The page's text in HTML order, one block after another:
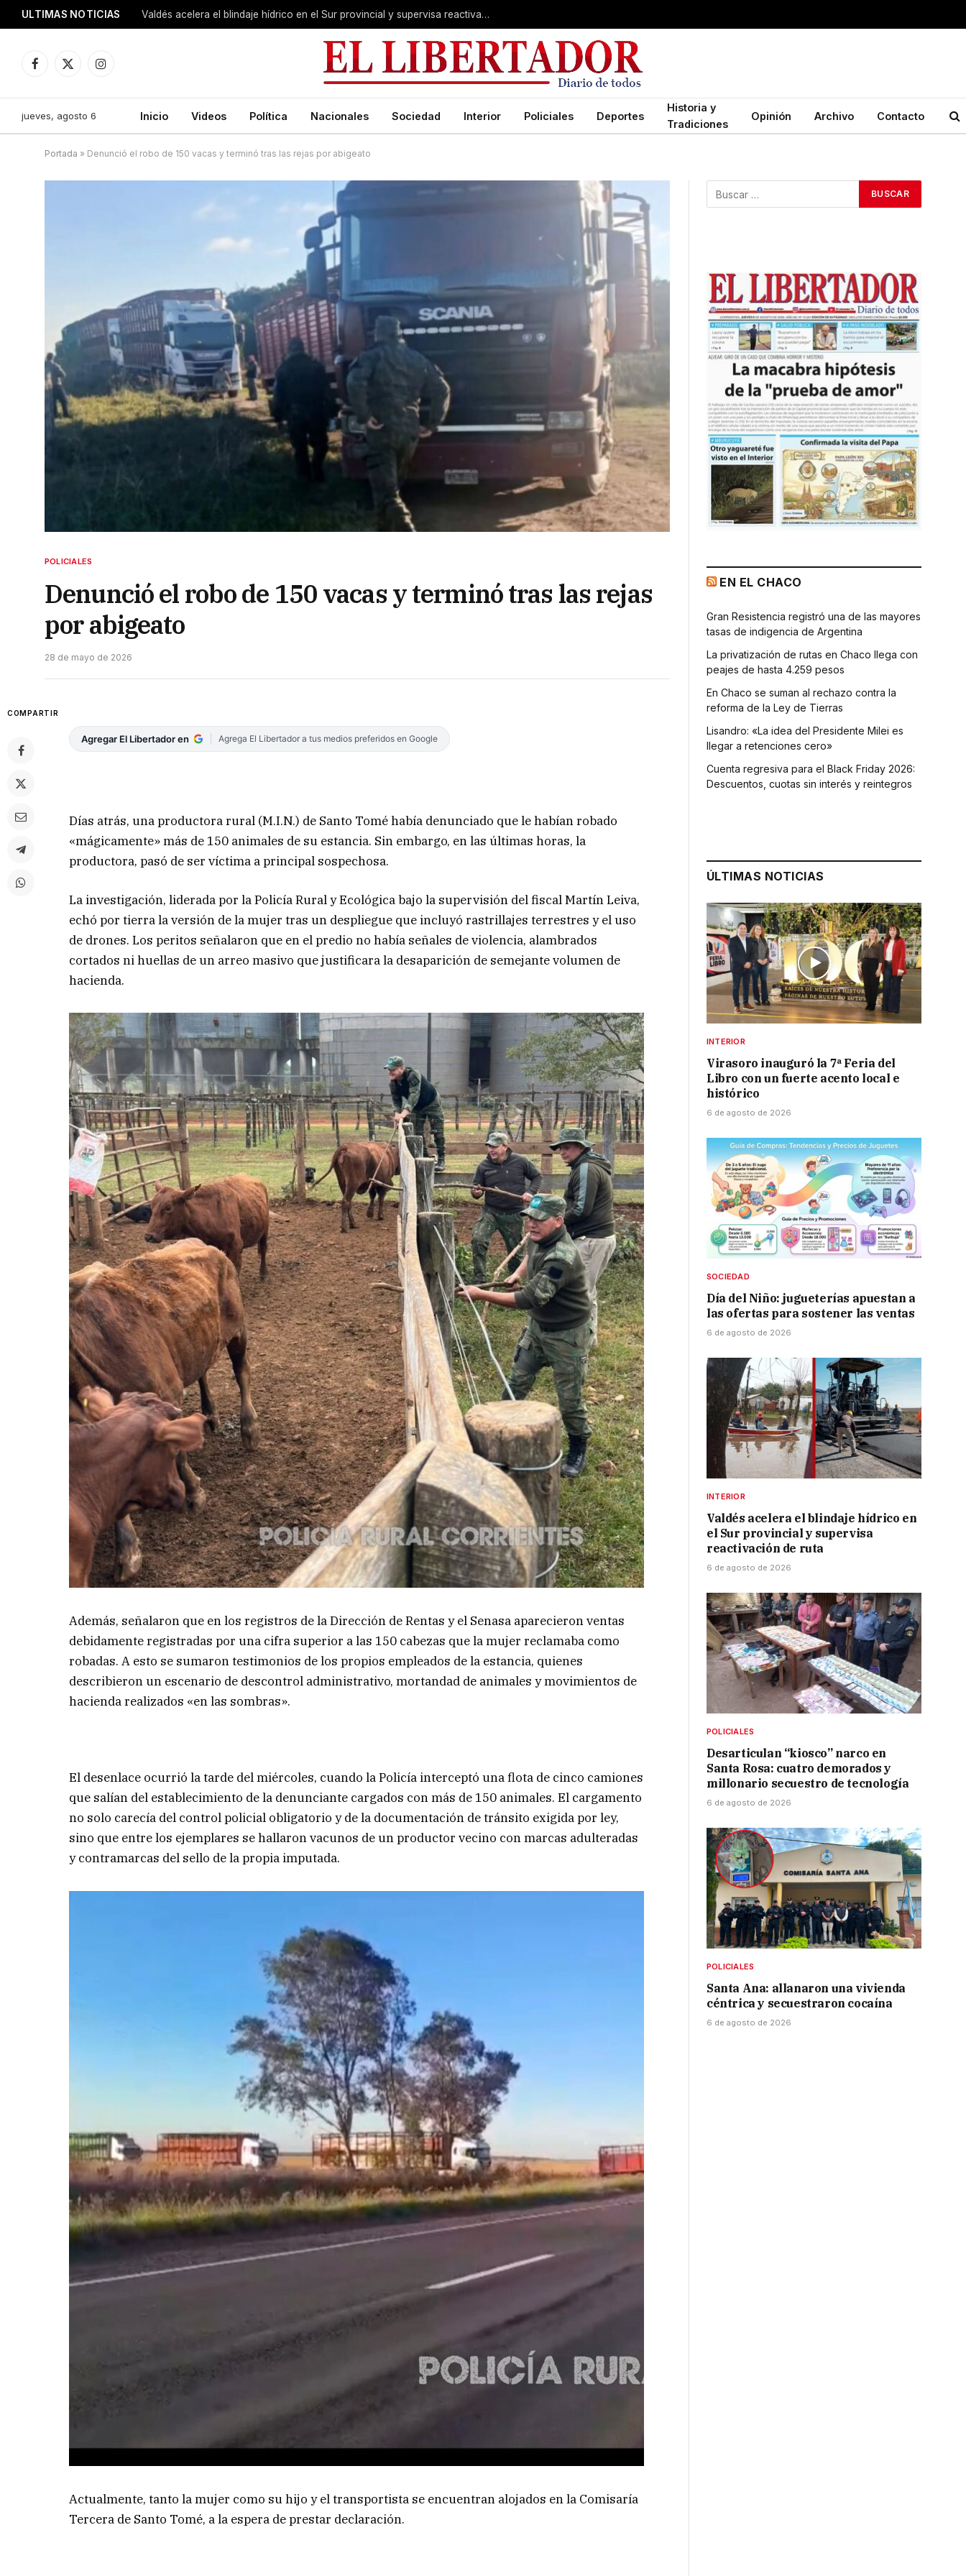
ULTIMAS NOTICIAS Valdés acelera el blindaje hídrico en el Sur provincial y supervisa reactivación de ruta
Facebook
X
Instagram
jueves, agosto 6 Inicio Videos Política Nacionales Sociedad Interior Policiales Deportes
Historia y
Tradiciones
Opinión Archivo Contacto
Portada » Denunció el robo de 150 vacas y terminó tras las rejas por abigeato
POLICIALES
Denunció el robo de 150 vacas y terminó tras las rejas
por abigeato
28 de mayo de 2026
COMPARTIR
Agregar El Libertador en Agrega El Libertador a tus medios preferidos en Google
Días atrás, una productora rural (M.I.N.) de Santo Tomé había denunciado que le habían robado
«mágicamente» más de 150 animales de su estancia. Sin embargo, en las últimas horas, la
productora, pasó de ser víctima a principal sospechosa.
La investigación, liderada por la Policía Rural y Ecológica bajo la supervisión del fiscal Martín Leiva,
echó por tierra la versión de la mujer tras un despliegue que incluyó rastrillajes terrestres y el uso
de drones. Los peritos señalaron que en el predio no había señales de violencia, alambrados
cortados ni huellas de un arreo masivo que justificara la desaparición de semejante volumen de
hacienda.
Además, señalaron que en los registros de la Dirección de Rentas y el Senasa aparecieron ventas
debidamente registradas por una cifra superior a las 150 cabezas que la mujer reclamaba como
robadas. A esto se sumaron testimonios de los propios empleados de la estancia, quienes
describieron un escenario de descontrol administrativo, mortandad de animales y movimientos de
hacienda realizados «en las sombras».
El desenlace ocurrió la tarde del miércoles, cuando la Policía interceptó una flota de cinco camiones
que salían del establecimiento de la denunciante cargados con más de 150 animales. El cargamento
no solo carecía del control policial obligatorio y de la documentación de tránsito exigida por ley,
sino que entre los ejemplares se hallaron vacunos de un productor vecino con marcas adulteradas
y contramarcas del sello de la propia imputada.
Actualmente, tanto la mujer como su hijo y el transportista se encuentran alojados en la Comisaría
Tercera de Santo Tomé, a la espera de prestar declaración.
EN EL CHACO
Gran Resistencia registró una de las mayores
tasas de indigencia de Argentina
La privatización de rutas en Chaco llega con
peajes de hasta 4.259 pesos
En Chaco se suman al rechazo contra la
reforma de la Ley de Tierras
Lisandro: «La idea del Presidente Milei es
llegar a retenciones cero»
Cuenta regresiva para el Black Friday 2026:
Descuentos, cuotas sin interés y reintegros
ÚLTIMAS NOTICIAS
INTERIOR
Virasoro inauguró la 7ª Feria del
Libro con un fuerte acento local e
histórico
6 de agosto de 2026
SOCIEDAD
Día del Niño: jugueterías apuestan a
las ofertas para sostener las ventas
6 de agosto de 2026
INTERIOR
Valdés acelera el blindaje hídrico en
el Sur provincial y supervisa
reactivación de ruta
6 de agosto de 2026
POLICIALES
Desarticulan “kiosco” narco en
Santa Rosa: cuatro demorados y
millonario secuestro de tecnología
6 de agosto de 2026
POLICIALES
Santa Ana: allanaron una vivienda
céntrica y secuestraron cocaína
6 de agosto de 2026